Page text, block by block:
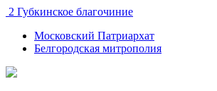
2 Губкинское благочиние
Московский Патриархат
Белгородская митрополия